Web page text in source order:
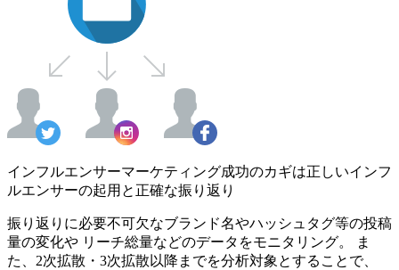
インフルエンサーマーケティング成功のカギは正しいインフ
ルエンサーの起用と正確な振り返り
振り返りに必要不可欠なブランド名やハッシュタグ等の投稿
量の変化や リーチ総量などのデータをモニタリング。 ま
た、2次拡散・3次拡散以降までを分析対象とすることで、